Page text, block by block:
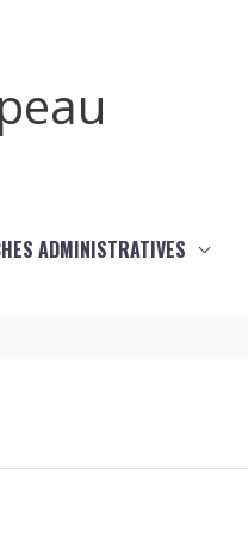
ADMINISTRATIVES